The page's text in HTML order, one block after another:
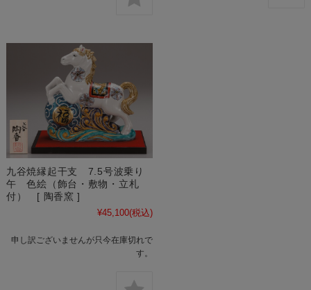
九谷焼縁起干支 7.5号波乗り
午 色絵（飾台・敷物・立札
付） [ 陶香窯 ]
¥45,100(税込)
申し訳ございませんが只今在庫切れで
す。